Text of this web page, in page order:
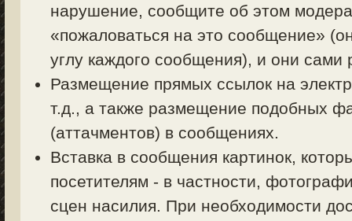
нарушение, сообщите об этом
«пожаловаться на это сообщение»
углу каждого сообщения), и они сами
Размещение прямых ссылок на
т.д., а также размещение подобных
(аттачментов) в сообщениях.
Вставка в сообщения картинок,
посетителям - в частности,
сцен насилия. При необходимости